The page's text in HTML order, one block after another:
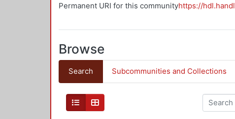
Permanent URI for this communityhttps://
Browse
Search Subcommunities and Collections